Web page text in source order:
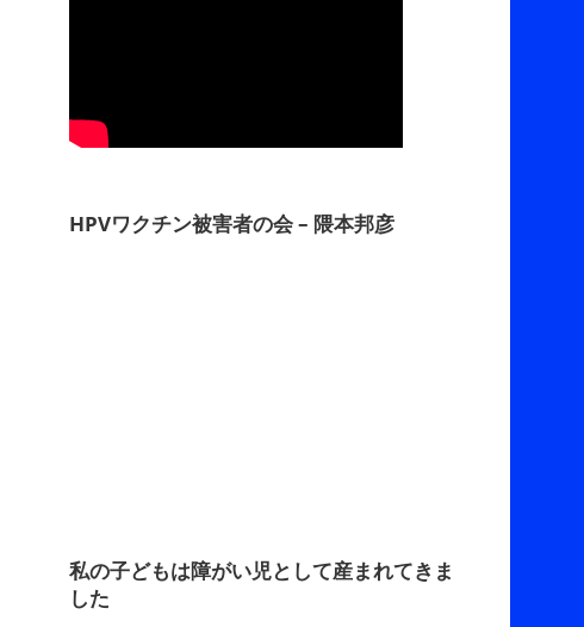
HPVワクチン被害者の会 – 隈本邦彦
私の子どもは障がい児として産まれてきま
した